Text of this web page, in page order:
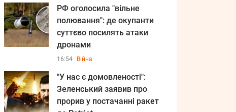
РФ оголосила "вільне
полювання": де окупанти
суттєво посилять атаки
дронами
16:54 Війна
"У нас є домовленості":
Зеленський заявив про
прорив у постачанні ракет